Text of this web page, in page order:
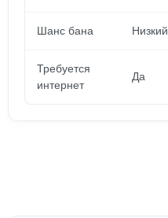
Шанс бана Низкий
Требуется
интернет
Да